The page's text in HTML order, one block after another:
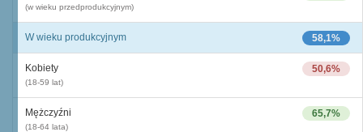
(w wieku przedprodukcyjnym)
58,1%
W wieku produkcyjnym
50,6%
Kobiety
(18-59 lat)
65,7%
Mężczyźni
(18-64 lata)